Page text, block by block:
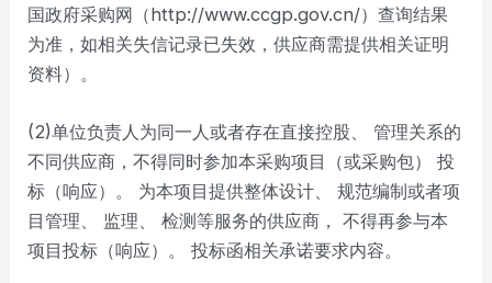
国政府采购网（http://www.ccgp.gov.cn/）查询结果
为准，如相关失信记录已失效，供应商需提供相关证明
资料）。
(2)单位负责人为同一人或者存在直接控股、 管理关系的
不同供应商，不得同时参加本采购项目（或采购包） 投
标（响应）。 为本项目提供整体设计、 规范编制或者项
目管理、 监理、 检测等服务的供应商， 不得再参与本
项目投标（响应）。 投标函相关承诺要求内容。